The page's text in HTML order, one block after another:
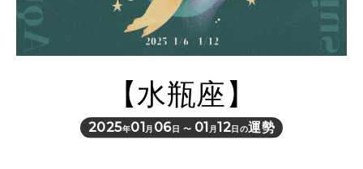
TRAVEL
どこ行く？
FORTUNE
【水瓶座】
2025年01 月 06日 〜 01 月12日の運勢